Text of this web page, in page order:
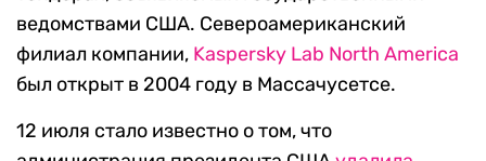
ведомствами США. Североамериканский
филиал компании, Kaspersky Lab North America
был открыт в 2004 году в Массачусетсе.
12 июля стало известно о том, что